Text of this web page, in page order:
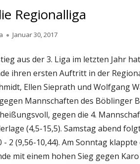
Regionalliga
Veröffentlicht
Januar 30, 2017
aus der 3. Liga im letzten Jahr
ihren ersten Auftritt in der
Ellen Sieprath und Wolfgang
Mannschaften des Böblinger
gegen die 4.
(4,5-15,5). Samstag abend
- 2 (9,56-10,44). Am Sonntag
mit einem hohen Sieg gegen